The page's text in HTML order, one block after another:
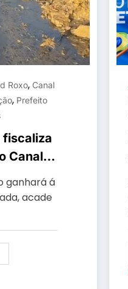
Roxo, Canal
, Prefeito
fiscaliza
Canal
Roxo
ganhará á
acade